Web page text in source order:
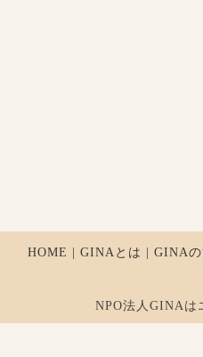
HOME GINAとは GINAの
NPO法人GINAは